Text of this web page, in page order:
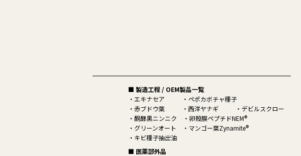
■ 製造工程 / OEM製品一覧
エキナセア
ペポカボチャ種子
赤ブドウ葉
西洋ヤナギ
デビルスクロー
醗酵黒ニンニク
卵殻膜ペプチドNEM®
グリーンオート
マンゴー葉Zynamite®
キビ種子抽出油
■ 医薬部外品